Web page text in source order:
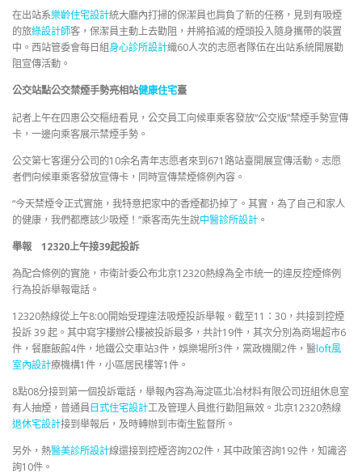
在出站系樂齡住宅設計統大廳內打掃的保潔員也肩負了新的任務，見到有吸煙
的旅綠設計師客，保潔員主動上去勸阻，并將掐滅的煙頭投入隨身攜帶的裝置
中。西站管委會每日組身心診所設計織60人次的志愿者隊伍在出站系統開展勸
阻宣傳活動。
公交站點公交禁煙手勢亮相站健康住宅臺
記者上午在四惠公交樞紐看見，公交員工向候車乘客發放“公交版”禁煙手勢宣傳
卡，一邊向乘客展示禁煙手勢。
公交第七客運分公司的10余名青年志愿者來到671路站臺開展宣傳活動。志愿
者們向候車乘客發放宣傳卡，同時宣傳禁煙條例內容。
“今天禁煙令正式實施，我特意把家中的香煙都扔掉了。其實，為了自己和家人
的健康，我們都應該少吸煙！”乘客南先生說中醫診所設計 。
舉報 12320上午接39起投訴
為配合條例的實施，市衛計委公布北京12320熱線為全市統一的違反控煙條例
行為投訴舉報電話。
12320熱線從上午8:00開始受理違法吸煙投訴舉報。截至11：30，共接到控煙
投訴 39 起。其中寫字樓辦公樓被投訴最多，共計19件，其次分別為商場超市6
件，餐廳飯館4件，地鐵公交車站3件，娛樂場所3件，黨政機關2件，醫loft風
室內設計療機構1件，小區居民樓等1件。
8點08分接到第一個投訴電話，舉報內容為海淀區北冶材料有限公司班組休息室
有人抽煙，普通員日式住宅設計工及管理人員進行勸阻無效。北京12320熱線
退休宅設計接到舉報后，及時轉辦到市衛生監督所。
另外，熱醫美診所設計線還接到控煙咨詢202件，其中政策咨詢192件，知識咨
詢10件。